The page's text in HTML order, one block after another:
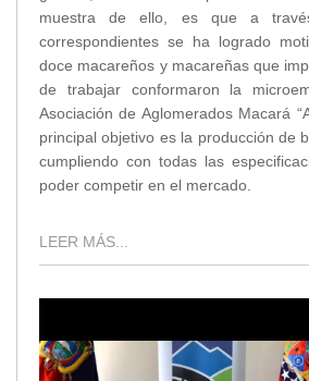
muestra de ello, es que a
correspondientes se ha logrado
doce macareños y macareñas que
de trabajar conformaron la
Asociación de Aglomerados Macará
principal objetivo es la producción de
cumpliendo con todas las
poder competir en el mercado.
LEER MÁS...